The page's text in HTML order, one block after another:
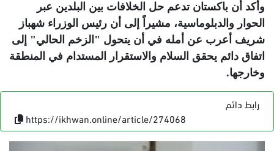
وأكد أن باكستان تدعم حل الخلافات بين البلدين عبر
الحوار والدبلوماسية، مشيراً إلى أن رئيس الوزراء شهباز
شريف أعرب عن أمله في أن يتحول "الزخم الحالي" إلى
اتفاق دائم يحقق السلام والاستقرار المستدام في المنطقة
وخارجها.
رابط دائم
https://ikhwan.online/article/274068